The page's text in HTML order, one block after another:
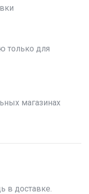
только для
магазинах
в доставке.